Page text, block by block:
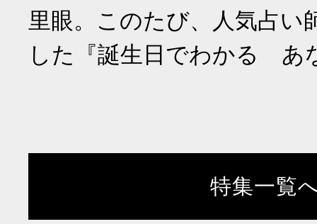
里眼。このたび、人気占い
した『誕生日でわかる あ
特集一覧